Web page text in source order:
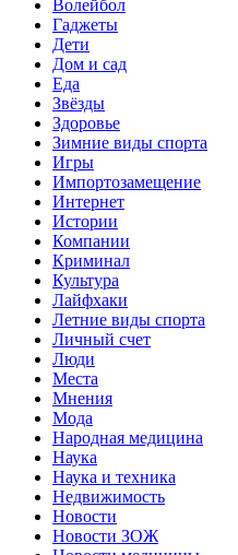
Волейбол
Гаджеты
Дети
Дом и сад
Еда
Звёзды
Здоровье
Зимние виды спорта
Игры
Импортозамещение
Интернет
Истории
Компании
Криминал
Культура
Лайфхаки
Летние виды спорта
Личный счет
Люди
Места
Мнения
Мода
Народная медицина
Наука
Наука и техника
Недвижимость
Новости
Новости ЗОЖ